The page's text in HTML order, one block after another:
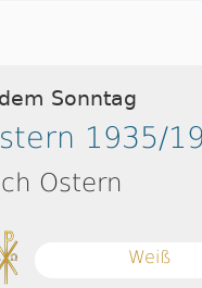
Sonntag
1935/
Ostern
Weiß